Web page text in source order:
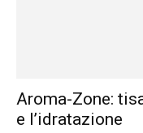
Aroma-Zone:
e l’idratazione